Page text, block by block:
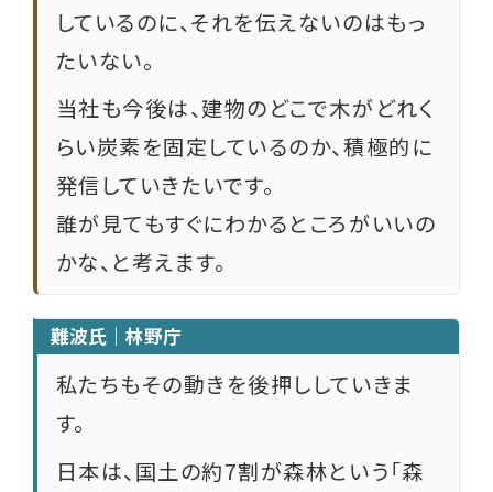
しているのに、それを伝えないのはもっ
たいない。
当社も今後は、建物のどこで木がどれく
らい炭素を固定しているのか、積極的に
発信していきたいです。
誰が見てもすぐにわかるところがいいの
かな、と考えます。
難波氏｜林野庁
私たちもその動きを後押ししていきま
す。
日本は、国土の約7割が森林という「森